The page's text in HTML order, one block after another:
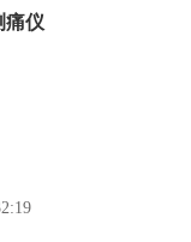
痛仪